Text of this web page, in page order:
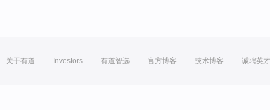
关于有道 Investors 有道智选 官方博客 技术博客 诚聘英才